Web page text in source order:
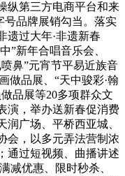
纵第三方电商平台和来
号品牌展销勾当。落实
遗过大年·非遗新春
”新年合唱音乐会、
鼻”元宵节平易近族音
做品展、“天中骏彩·翰
品展等20多项群众文
演，举办送新春促消费
广场、平桥西亚城、
会，以多元弄法营制浓
通过短视频、曲播讲述
减优惠、限时秒杀、